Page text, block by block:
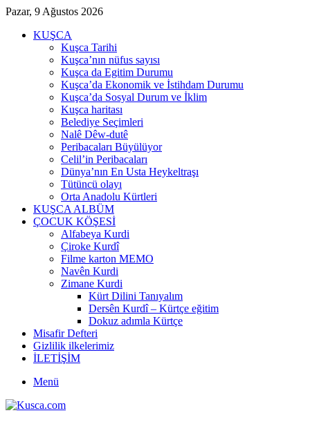
Pazar, 9 Ağustos 2026
KUŞCA
Kuşca Tarihi
Kuşca’nın nüfus sayısı
Kuşca da Egitim Durumu
Kuşca’da Ekonomik ve İstihdam Durumu
Kuşca’da Sosyal Durum ve İklim
Kuşca haritası
Belediye Seçimleri
Nalê Dêw-dutê
Peribacaları Büyülüyor
Celil’in Peribacaları
Dünya’nın En Usta Heykeltraşı
Tütüncü olayı
Orta Anadolu Kürtleri
KUŞCA ALBÜM
ÇOCUK KÖŞESİ
Alfabeya Kurdi
Çiroke Kurdî
Filme karton MEMO
Navên Kurdi
Zimane Kurdi
Kürt Dilini Tanıyalım
Dersên Kurdî – Kürtçe eğitim
Dokuz adımla Kürtçe
Misafir Defteri
Gizlilik ilkelerimiz
İLETİŞİM
Menü